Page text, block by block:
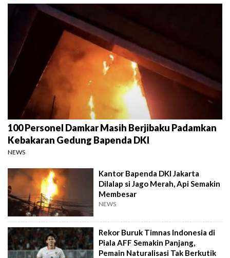
100 Personel Damkar Masih Berjibaku Padamkan
Kebakaran Gedung Bapenda DKI
NEWS
Kantor Bapenda DKI Jakarta
Dilalap si Jago Merah, Api Semakin
Membesar
NEWS
Rekor Buruk Timnas Indonesia di
Piala AFF Semakin Panjang,
Pemain Naturalisasi Tak Berkutik